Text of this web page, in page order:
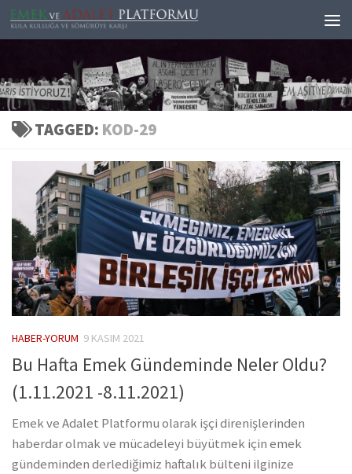
Skip to content
TAGGED: KOD-29
HABER-YORUM 9 KASIM 2021
Bu Hafta Emek Gündeminde Neler Oldu?
(1.11.2021 -8.11.2021)
Emek ve Adalet Platformu olarak işçi direnişlerinden
haberdar olmak ve mücadeleyi büyütmek için emek
gündeminden derlediğimiz haftalık bülteni ilginize